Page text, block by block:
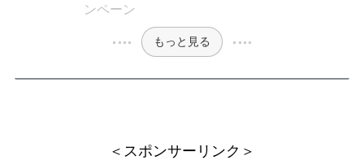
ンペーン
もっと見る
＜スポンサーリンク＞